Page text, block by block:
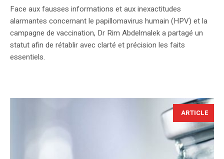
Face aux fausses informations et aux inexactitudes
alarmantes concernant le papillomavirus humain (HPV) et la
campagne de vaccination, Dr Rim Abdelmalek a partagé un
statut afin de rétablir avec clarté et précision les faits
essentiels.
ARTICLE